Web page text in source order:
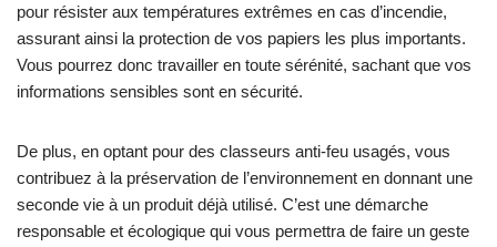
pour résister aux températures extrêmes en cas d’incendie,
assurant ainsi la protection de vos papiers les plus importants.
Vous pourrez donc travailler en toute sérénité, sachant que vos
informations sensibles sont en sécurité.
De plus, en optant pour des classeurs anti-feu usagés, vous
contribuez à la préservation de l’environnement en donnant une
seconde vie à un produit déjà utilisé. C’est une démarche
responsable et écologique qui vous permettra de faire un geste